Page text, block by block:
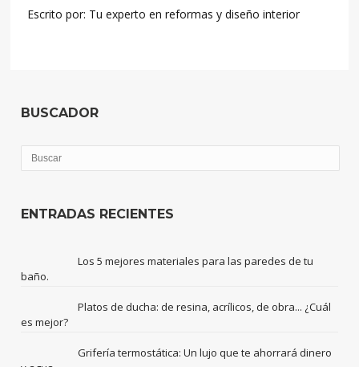
Escrito por: Tu experto en reformas y diseño interior
BUSCADOR
ENTRADAS RECIENTES
Los 5 mejores materiales para las paredes de tu
baño.
Platos de ducha: de resina, acrílicos, de obra... ¿Cuál
es mejor?
Grifería termostática: Un lujo que te ahorrará dinero